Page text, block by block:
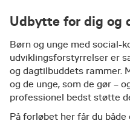
Udbytte for dig og
Børn og unge med social-
udviklingsforstyrrelser er
og dagtilbuddets rammer.
og de unge, som de gør –
professionel bedst støtte
På forløbet her får du